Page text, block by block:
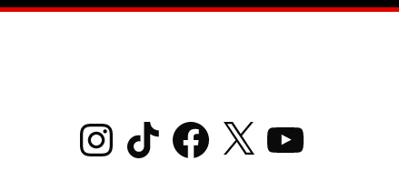
InstagramTikTok Facebook
X YouTube